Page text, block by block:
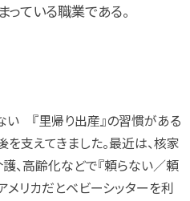
ている職業である。
い 『里帰り出産』の習慣がある
支えてきました。最近は、核家
、高齢化などで『頼らない／頼
メリカだとベビーシッターを利